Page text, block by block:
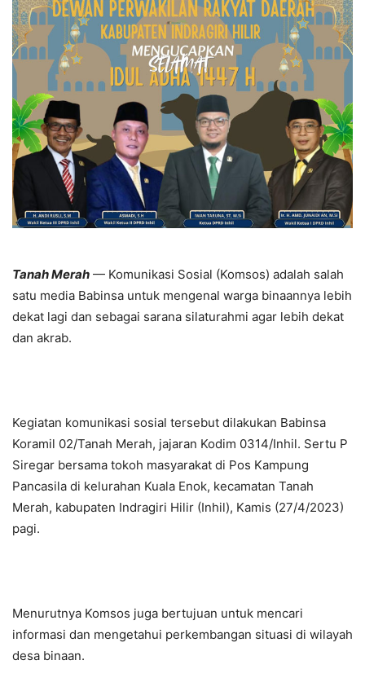
Tanah Merah — Komunikasi Sosial (Komsos) adalah salah
satu media Babinsa untuk mengenal warga binaannya lebih
dekat lagi dan sebagai sarana silaturahmi agar lebih dekat
dan akrab.
Kegiatan komunikasi sosial tersebut dilakukan Babinsa
Koramil 02/Tanah Merah, jajaran Kodim 0314/Inhil. Sertu P
Siregar bersama tokoh masyarakat di Pos Kampung
Pancasila di kelurahan Kuala Enok, kecamatan Tanah
Merah, kabupaten Indragiri Hilir (Inhil), Kamis (27/4/2023)
pagi.
Menurutnya Komsos juga bertujuan untuk mencari
informasi dan mengetahui perkembangan situasi di wilayah
desa binaan.